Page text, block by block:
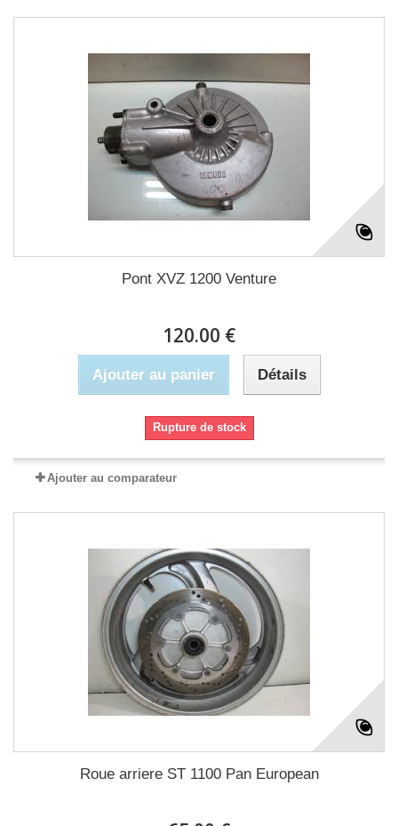
Pont XVZ 1200 Venture
120.00 €
Ajouter au panier Détails
Rupture de stock
Ajouter au comparateur
Roue arriere ST 1100 Pan European